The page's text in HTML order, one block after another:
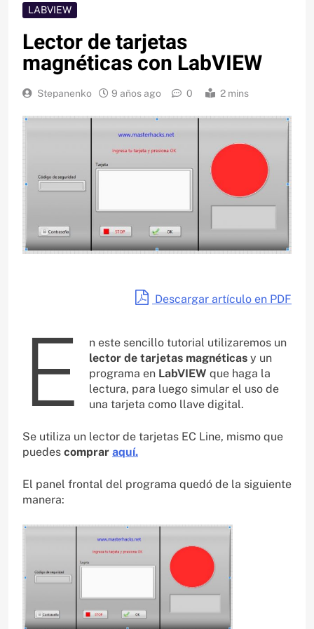
LABVIEW
Lector de tarjetas
magnéticas con LabVIEW
Stepanenko 9 años ago 0 2 mins
Descargar artículo en PDF
E
n este sencillo tutorial utilizaremos un
lector de tarjetas magnéticas y un
programa en LabVIEW que haga la
lectura, para luego simular el uso de
una tarjeta como llave digital.
Se utiliza un lector de tarjetas EC Line, mismo que
puedes comprar aquí.
El panel frontal del programa quedó de la siguiente
manera: